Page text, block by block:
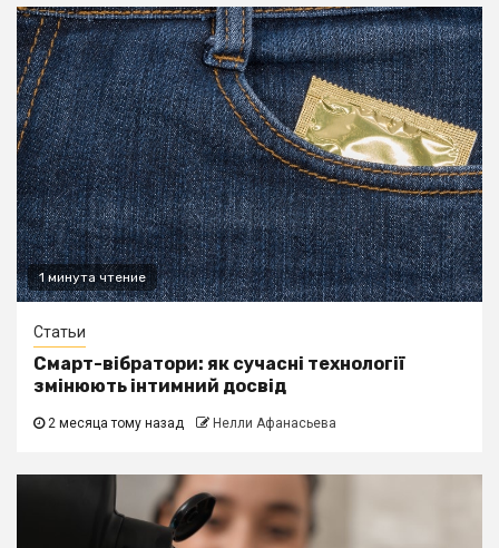
1 минута чтение
Статьи
Смарт-вібратори: як сучасні технології
змінюють інтимний досвід
2 месяца тому назад Нелли Афанасьева